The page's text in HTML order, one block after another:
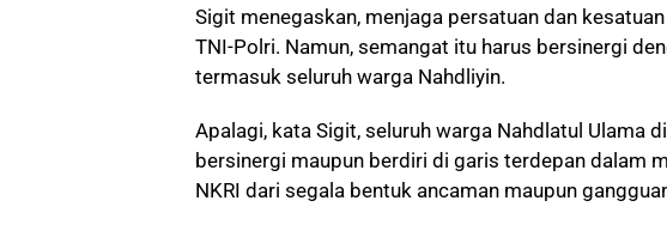
Sigit menegaskan, menjaga persatuan dan
TNI-Polri. Namun, semangat itu harus bersinergi
termasuk seluruh warga Nahdliyin.
Apalagi, kata Sigit, seluruh warga Nahdlatul Ulama
bersinergi maupun berdiri di garis terdepan dalam
NKRI dari segala bentuk ancaman maupun